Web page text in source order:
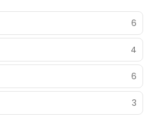
6
4
6
3